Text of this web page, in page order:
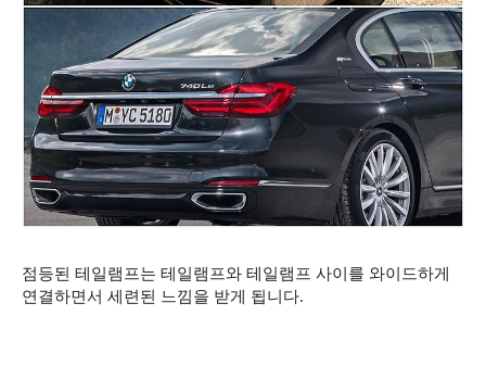
점등된 테일램프는 테일램프와 테일램프 사이를 와이드하게
연결하면서 세련된 느낌을 받게 됩니다.